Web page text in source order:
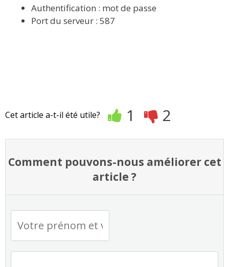
Authentification : mot de passe
Port du serveur : 587
Cet article a-t-il été utile? 1 2
Comment pouvons-nous améliorer cet
article ?